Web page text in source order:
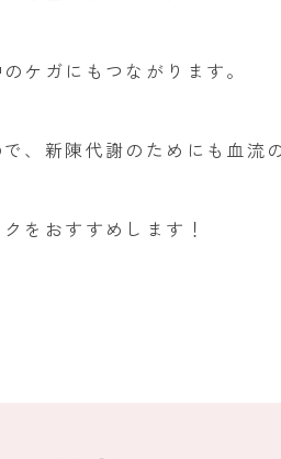
ケガにもつながります。
、新陳代謝のためにも血流
をおすすめします！